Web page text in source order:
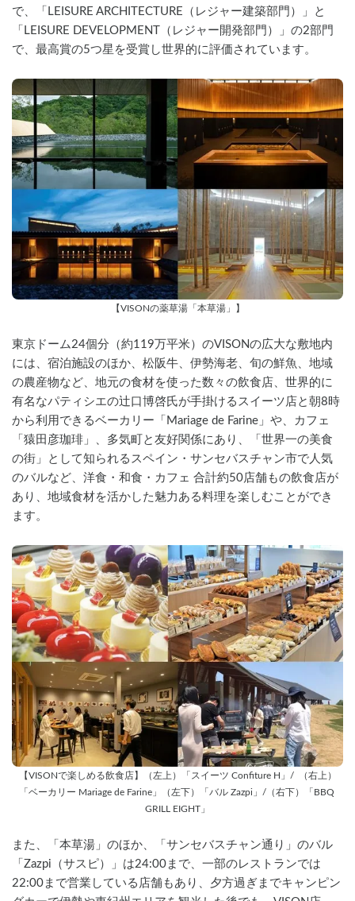
で、「LEISURE ARCHITECTURE（レジャー建築部門）」と
「LEISURE DEVELOPMENT（レジャー開発部門）」の2部門
で、最高賞の5つ星を受賞し世界的に評価されています。
【VISONの薬草湯「本草湯」】
東京ドーム24個分（約119万平米）のVISONの広大な敷地内
には、宿泊施設のほか、松阪牛、伊勢海老、旬の鮮魚、地域
の農産物など、地元の食材を使った数々の飲食店、世界的に
有名なパティシエの辻口博啓氏が手掛けるスイーツ店と朝8時
から利用できるベーカリー「Mariage de Farine」や、カフェ
「猿田彦珈琲」、多気町と友好関係にあり、「世界一の美食
の街」として知られるスペイン・サンセバスチャン市で人気
のバルなど、洋食・和食・カフェ 合計約50店舗もの飲食店が
あり、地域食材を活かした魅力ある料理を楽しむことができ
ます。
【VISONで楽しめる飲食店】（左上）「スイーツ Confiture H」/  （右上）
「ベーカリー Mariage de Farine」（左下）「バル Zazpi」/（右下）「BBQ
GRILL EIGHT」
また、「本草湯」のほか、「サンセバスチャン通り」のバル
「Zazpi（サスピ）」は24:00まで、一部のレストランでは
22:00まで営業している店舗もあり、夕方過ぎまでキャンピン